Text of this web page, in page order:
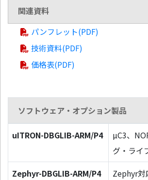
関連資料
パンフレット(PDF)
技術資料(PDF)
価格表(PDF)
ソフトウェア・オプション製品
uITRON-DBGLIB-ARM/P4
µC3、
グ・ライ
Zephyr-DBGLIB-ARM/P4
Zephyr対